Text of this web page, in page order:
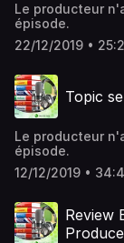
Le producteur
épisode.
22/12/2019 •
Topic
Le producteur
épisode.
12/12/2019 •
Review
Produce